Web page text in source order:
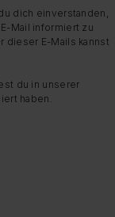
dich einverstanden,
Mail informiert zu
dieser E-Mails kannst
du in unserer
haben.